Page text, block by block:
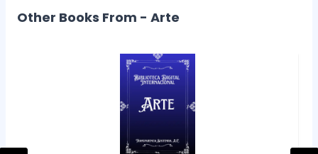
Other Books From - Arte